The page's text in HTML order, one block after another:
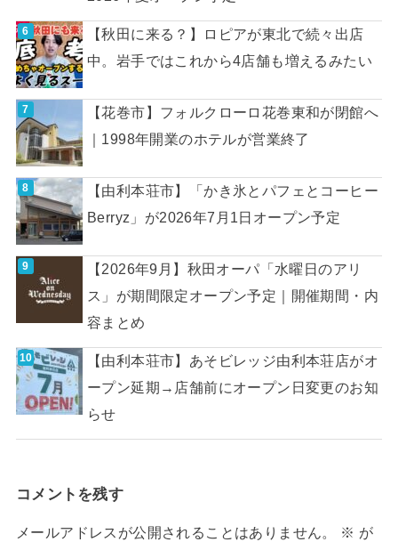
【秋田に来る？】ロピアが東北で続々出店
中。岩手ではこれから4店舗も増えるみたい
【花巻市】フォルクローロ花巻東和が閉館へ
｜1998年開業のホテルが営業終了
【由利本荘市】「かき氷とパフェとコーヒー
Berryz」が2026年7月1日オープン予定
【2026年9月】秋田オーパ「水曜日のアリ
ス」が期間限定オープン予定｜開催期間・内
容まとめ
【由利本荘市】あそビレッジ由利本荘店がオ
ープン延期→店舗前にオープン日変更のお知
らせ
コメントを残す
メールアドレスが公開されることはありません。 ※ が